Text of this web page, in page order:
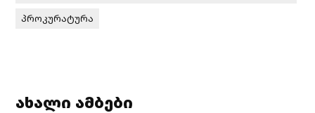
პროკურატურა
ახალი ამბები